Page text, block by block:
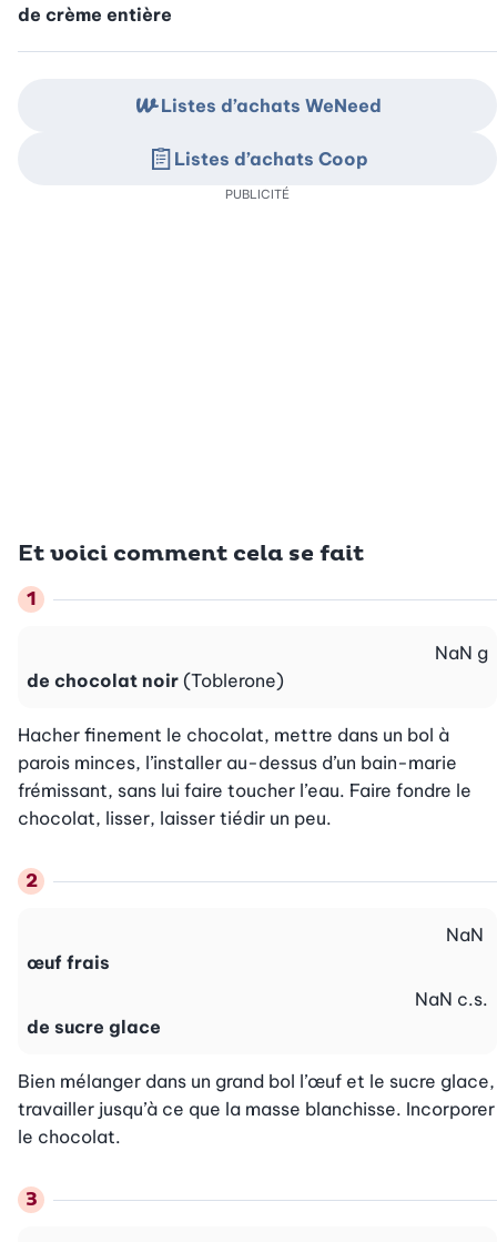
de crème entière
Et voici comment cela se fait
de chocolat noir (Toblerone)
NaN g
Hacher finement le chocolat, mettre dans un bol à
parois minces, l’installer au-dessus d’un bain-marie
frémissant, sans lui faire toucher l’eau. Faire fondre le
chocolat, lisser, laisser tiédir un peu.
œuf frais
NaN
de sucre glace
NaN c.s.
Bien mélanger dans un grand bol l’œuf et le sucre glace,
travailler jusqu’à ce que la masse blanchisse. Incorporer
le chocolat.
Listes d’achats WeNeed
Listes d’achats Coop
PUBLICITÉ